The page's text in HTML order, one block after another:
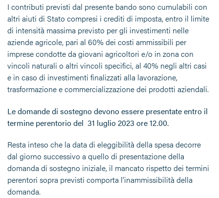
I contributi previsti dal presente bando sono cumulabili con
altri aiuti di Stato compresi i crediti di imposta, entro il limite
di intensità massima previsto per gli investimenti nelle
aziende agricole, pari al 60% dei costi ammissibili per
imprese condotte da giovani agricoltori e/o in zona con
vincoli naturali o altri vincoli specifici, al 40% negli altri casi
e in caso di investimenti finalizzati alla lavorazione,
trasformazione e commercializzazione dei prodotti aziendali.
Le domande di sostegno devono essere presentate entro il
termine perentorio del 31 luglio 2023 ore 12.00.
Resta inteso che la data di eleggibilità della spesa decorre
dal giorno successivo a quello di presentazione della
domanda di sostegno iniziale, il mancato rispetto dei termini
perentori sopra previsti comporta l’inammissibilità della
domanda.